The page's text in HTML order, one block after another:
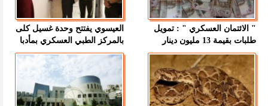
" الائتمان العسكري " : تمويل
طلبات بقيمة 13 مليون دينار
العيسوي يفتتح وحدة غسيل كلى
بالمركز الطبي العسكري بمأدبا